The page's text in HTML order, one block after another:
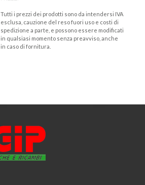
Tutti i prezzi dei prodotti sono da intendersi IVA
esclusa, cauzione del reso fuori uso e costi di
spedizione a parte, e possono essere modificati
in qualsiasi momento senza preavviso, anche
in caso di fornitura.